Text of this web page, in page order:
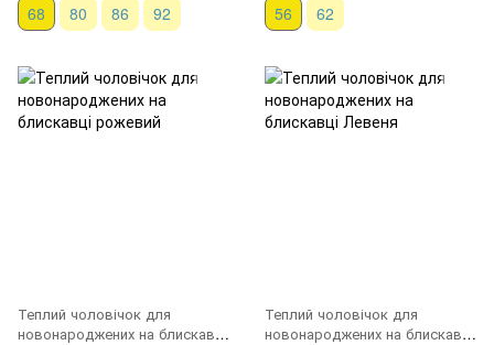
68 80 86 92 56 62
Теплий чоловічок для
новонароджених на блискавці
Теплий чоловічок для
новонароджених на блискавці